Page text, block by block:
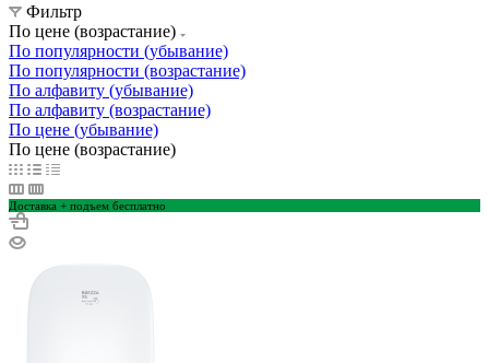
Фильтр
По цене (возрастание)
По популярности (убывание)
По популярности (возрастание)
По алфавиту (убывание)
По алфавиту (возрастание)
По цене (убывание)
По цене (возрастание)
Доставка + подъем бесплатно